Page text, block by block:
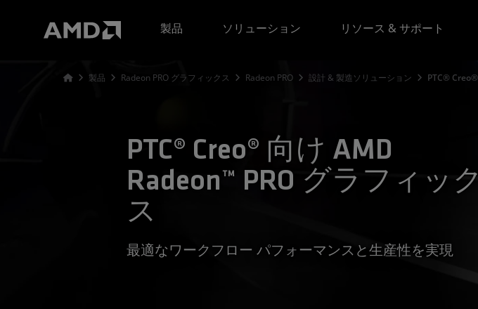
製品
ソリューション リソース & サポート
製品 Radeon PRO グラフィックス Radeon PRO 設計 & 製造ソリューション PTC® Creo®
PTC® Creo® 向け AMD
Radeon™ PRO グラフィック
ス
最適なワークフロー パフォーマンスと生産性を実現